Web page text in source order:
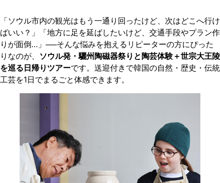
「ソウル市内の観光はもう一通り回ったけど、次はどこへ行け
ばいい？」「地方に足を延ばしたいけど、交通手段やプラン作
りが面倒…」──そんな悩みを抱えるリピーターの方にぴった
りなのが、 ソウル発・驪州陶磁器祭りと陶芸体験＋世宗大王陵
を巡る日帰りツアーです。送迎付きで韓国の自然・歴史・伝統
工芸を1日でまるごと体感できます。